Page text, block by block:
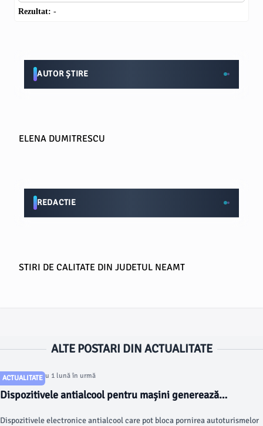
Rezultat: -
AUTOR ȘTIRE
ELENA DUMITRESCU
REDACTIE
STIRI DE CALITATE DIN JUDETUL NEAMT
ALTE POSTARI DIN ACTUALITATE
ACTUALITATE
Articol postat cu 1 lună în urmă
Dispozitivele antialcool pentru mașini generează
Dispozitivele electronice antialcool care pot bloca pornirea autoturismelor